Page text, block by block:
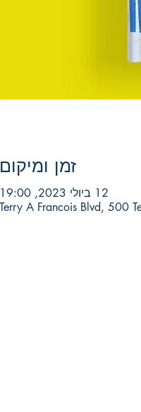
זמן ומיקום
12 ביולי 2023, 19:00